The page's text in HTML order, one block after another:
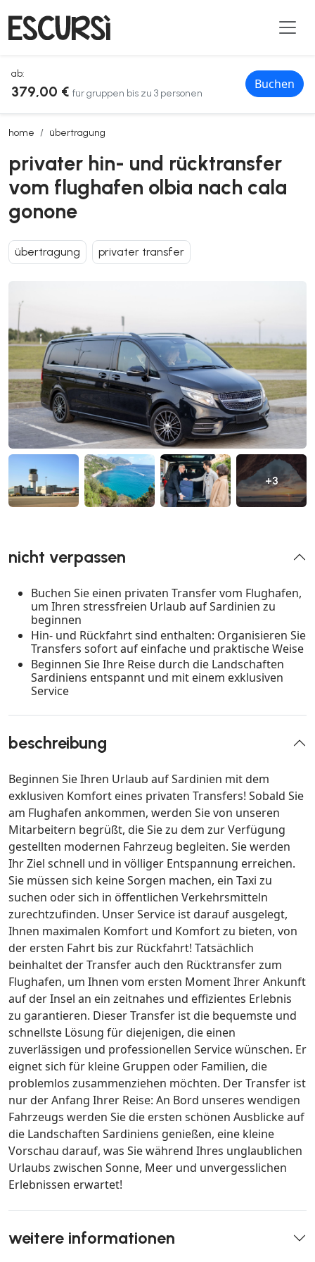
ab:
379,00 € für gruppen bis zu 3 personen
Buchen
home übertragung
privater hin- und rücktransfer vom flughafen olbia nach cala gonone
privater hin- und rücktransfer
vom flughafen olbia nach cala
gonone
übertragung privater transfer
+3
nicht verpassen
Buchen Sie einen privaten Transfer vom Flughafen,
um Ihren stressfreien Urlaub auf Sardinien zu
beginnen
Hin- und Rückfahrt sind enthalten: Organisieren Sie
Transfers sofort auf einfache und praktische Weise
Beginnen Sie Ihre Reise durch die Landschaften
Sardiniens entspannt und mit einem exklusiven
Service
beschreibung
Beginnen Sie Ihren Urlaub auf Sardinien mit dem
exklusiven Komfort eines privaten Transfers! Sobald Sie
am Flughafen ankommen, werden Sie von unseren
Mitarbeitern begrüßt, die Sie zu dem zur Verfügung
gestellten modernen Fahrzeug begleiten. Sie werden
Ihr Ziel schnell und in völliger Entspannung erreichen.
Sie müssen sich keine Sorgen machen, ein Taxi zu
suchen oder sich in öffentlichen Verkehrsmitteln
zurechtzufinden. Unser Service ist darauf ausgelegt,
Ihnen maximalen Komfort und Komfort zu bieten, von
der ersten Fahrt bis zur Rückfahrt! Tatsächlich
beinhaltet der Transfer auch den Rücktransfer zum
Flughafen, um Ihnen vom ersten Moment Ihrer Ankunft
auf der Insel an ein zeitnahes und effizientes Erlebnis
zu garantieren. Dieser Transfer ist die bequemste und
schnellste Lösung für diejenigen, die einen
zuverlässigen und professionellen Service wünschen. Er
eignet sich für kleine Gruppen oder Familien, die
problemlos zusammenziehen möchten. Der Transfer ist
nur der Anfang Ihrer Reise: An Bord unseres wendigen
Fahrzeugs werden Sie die ersten schönen Ausblicke auf
die Landschaften Sardiniens genießen, eine kleine
Vorschau darauf, was Sie während Ihres unglaublichen
Urlaubs zwischen Sonne, Meer und unvergesslichen
Erlebnissen erwartet!
weitere informationen